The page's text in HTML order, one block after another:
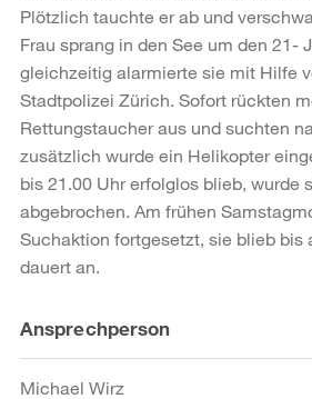
Plötzlich tauchte er ab und
Frau sprang in den See um den 21-
gleichzeitig alarmierte sie mit Hilfe
Stadtpolizei Zürich. Sofort rückten
Rettungstaucher aus und suchten
zusätzlich wurde ein Helikopter
bis 21.00 Uhr erfolglos blieb, wurde
abgebrochen. Am frühen
Suchaktion fortgesetzt, sie blieb bis
dauert an.
Weitere
Informationen
Ansprechperson
Michael Wirz